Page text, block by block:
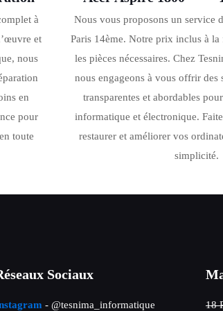
à
et
nous
en
pour
toute
Nous vous proposons un service
Paris 14ème. Notre prix inclus à
les pièces nécessaires. Chez
nous engageons à vous offrir des
transparentes et abordables
informatique et électronique.
restaurer et améliorer vos
simplicité.
Sociaux
- @tesnima_informatique 18